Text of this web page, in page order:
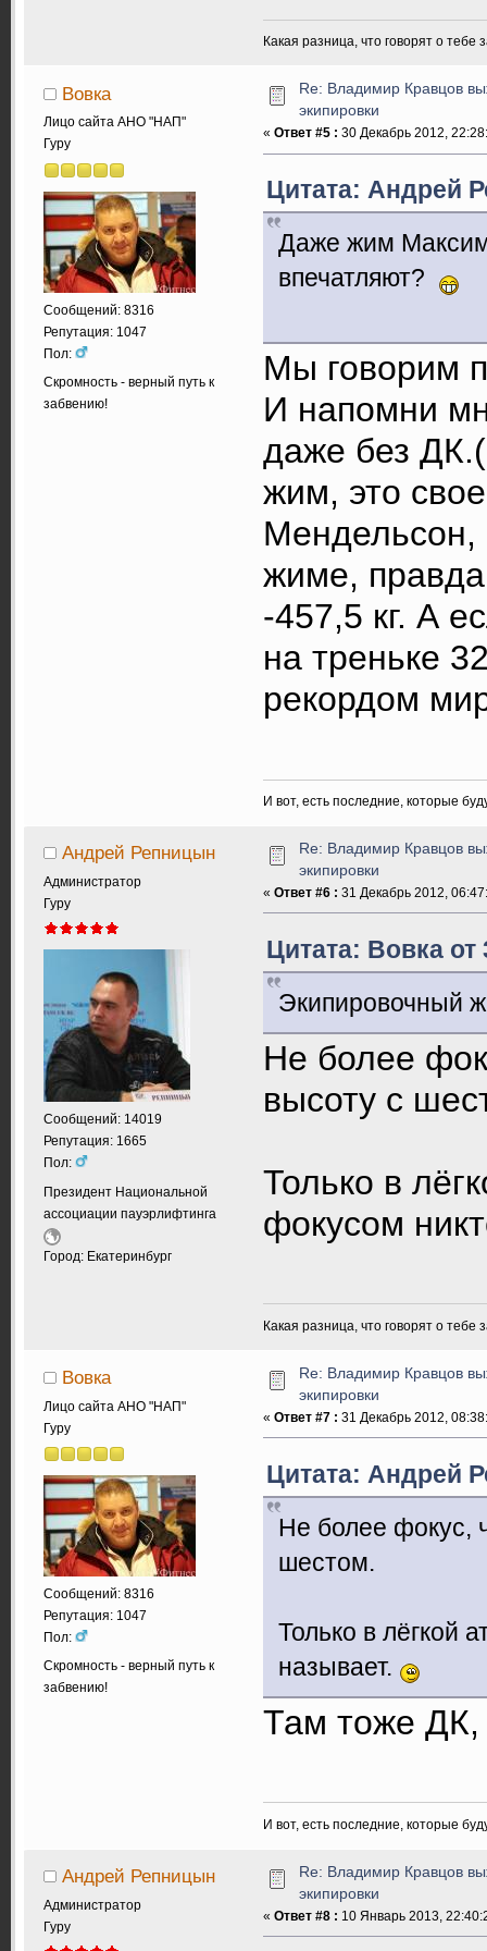
Какая разница, что говорят о
Вовка
Лицо сайта АНО "НАП"
Гуру
Сообщений: 8316
Репутация: 1047
Пол:
Скромность - верный путь к
забвению!
Re: Владимир Кравцов
экипировки
« Ответ #5 : 30 Декабрь 2012,
Цитата: Андрей
Даже жим
впечатляют?
Мы говорим
И напомни
даже без
жим, это
Мендельсон,
жиме,
-457,5 кг. А
на треньке
рекордом
И вот, есть последние, которые
Андрей Репницын
Администратор
Гуру
Сообщений: 14019
Репутация: 1665
Пол:
Президент Национальной
ассоциации пауэрлифтинга
Город: Екатеринбург
Re: Владимир Кравцов
экипировки
« Ответ #6 : 31 Декабрь 2012,
Цитата: Вовка от
Экипировочный
Не более
высоту с
Только в
фокусом
Какая разница, что говорят о
Вовка
Лицо сайта АНО "НАП"
Гуру
Сообщений: 8316
Репутация: 1047
Пол:
Скромность - верный путь к
забвению!
Re: Владимир Кравцов
экипировки
« Ответ #7 : 31 Декабрь 2012,
Цитата: Андрей
Не более фокус,
шестом.
Только в лёгкой
называет.
Там тоже
И вот, есть последние, которые
Андрей Репницын
Администратор
Гуру
Re: Владимир Кравцов
экипировки
« Ответ #8 : 10 Январь 2013,